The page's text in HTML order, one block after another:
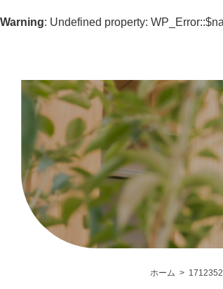
Warning: Undefined property:
ホーム